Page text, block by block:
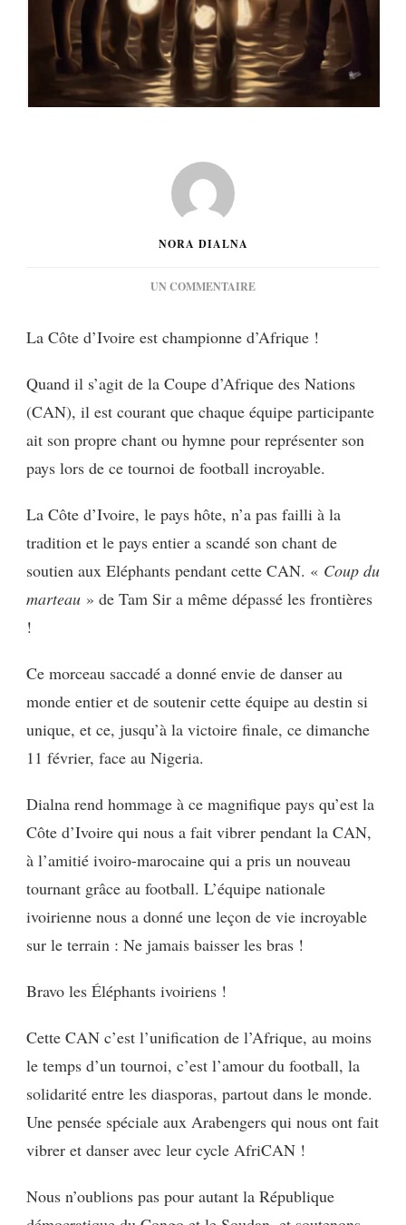
NORA DIALNA
UN COMMENTAIRESUR
SIR
COUP
MARTEAU
FT.
PAIYA,
MILANO,
BARAKISSA,
TAZEBOY,
La Côte d’Ivoire est championne d’Afrique !
Quand il s’agit de la Coupe d’Afrique des Nations
(CAN), il est courant que chaque équipe participante
ait son propre chant ou hymne pour représenter son
pays lors de ce tournoi de football incroyable.
La Côte d’Ivoire, le pays hôte, n’a pas failli à la
tradition et le pays entier a scandé son chant de
soutien aux Eléphants pendant cette CAN. « Coup du
marteau » de Tam Sir a même dépassé les frontières
!
Ce morceau saccadé a donné envie de danser au
monde entier et de soutenir cette équipe au destin si
unique, et ce, jusqu’à la victoire finale, ce dimanche
11 février, face au Nigeria.
Dialna rend hommage à ce magnifique pays qu’est la
Côte d’Ivoire qui nous a fait vibrer pendant la CAN,
à l’amitié ivoiro-marocaine qui a pris un nouveau
tournant grâce au football. L’équipe nationale
ivoirienne nous a donné une leçon de vie incroyable
sur le terrain : Ne jamais baisser les bras !
Bravo les Éléphants ivoiriens !
Cette CAN c’est l’unification de l’Afrique, au moins
le temps d’un tournoi, c’est l’amour du football, la
solidarité entre les diasporas, partout dans le monde.
Une pensée spéciale aux Arabengers qui nous ont fait
vibrer et danser avec leur cycle AfriCAN !
Nous n’oublions pas pour autant la République